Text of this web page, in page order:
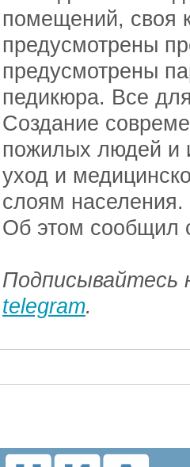
помещений, своя
предусмотрены
предусмотрены
педикюра. Все
Создание
пожилых людей и
уход и
слоям населения.
Об этом сообщил
Подписывайтесь
telegram.